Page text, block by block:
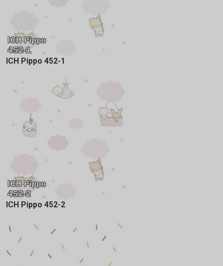
ICH Pippo 452-1
ICH Pippo 452-2